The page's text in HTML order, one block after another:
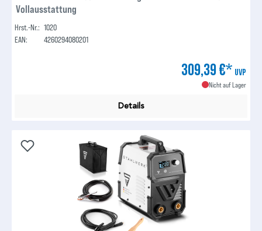
Vollausstattung
Hrst.-Nr.: 1020
EAN:
4260294080201
309,39 €* UVP
Nicht auf Lager
Details